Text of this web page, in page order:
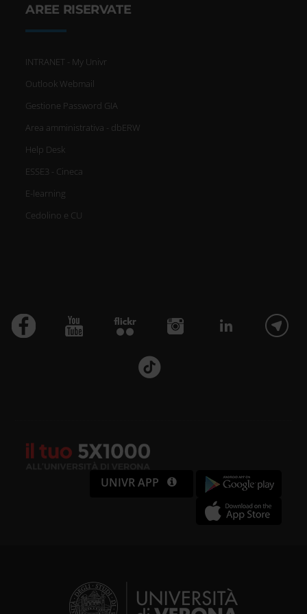
AREE RISERVATE
INTRANET - My Univr
Outlook Webmail
Gestione Password GIA
Area amministrativa - dbERW
Help Desk
ESSE3 - Cineca
E-learning
Cedolino e CU
UNIVR APP